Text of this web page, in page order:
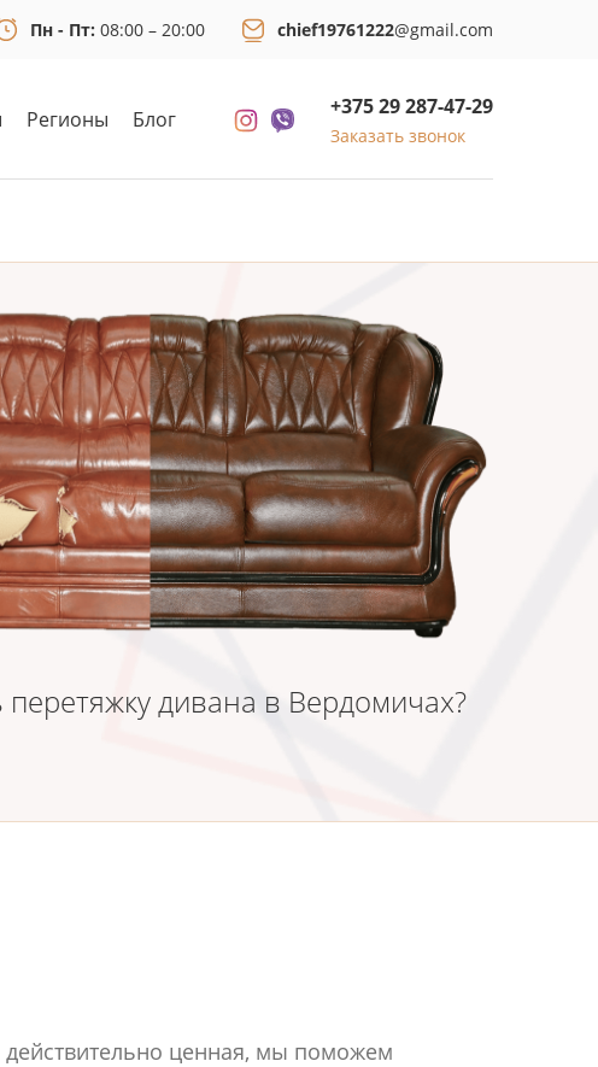
Пн - Пт: 08:00 – 20:00 chief19761222@gmail.com
Регионы Блог +375 29 287-47-29
Заказать звонок
перетяжку дивана в Вердомичах?
ценная, мы поможем